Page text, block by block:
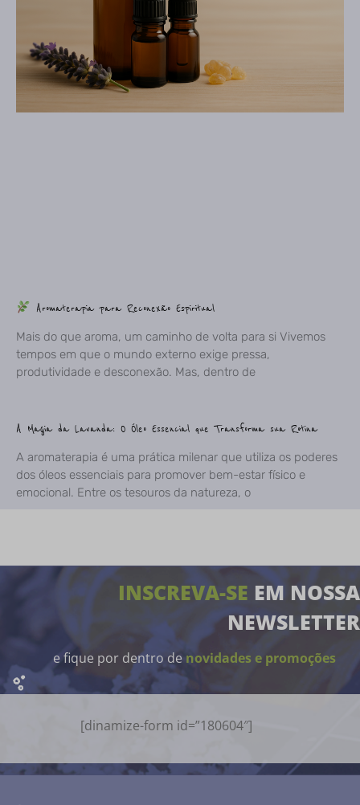
Aromaterapia para Reconexão Espiritual
Mais do que aroma, um caminho de volta para si Vivemos
tempos em que o mundo externo exige pressa,
produtividade e desconexão. Mas, dentro de
A Magia da Lavanda: O Óleo Essencial que Transforma sua Rotina
A aromaterapia é uma prática milenar que utiliza os poderes
dos óleos essenciais para promover bem-estar físico e
emocional. Entre os tesouros da natureza, o
INSCREVA-SE EM NOSSA
NEWSLETTER
e fique por dentro de novidades e promoções
[dinamize-form id=”180604″]